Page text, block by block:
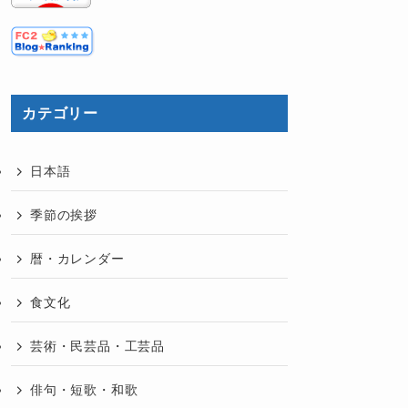
カテゴリー
日本語
季節の挨拶
暦・カレンダー
食文化
芸術・民芸品・工芸品
俳句・短歌・和歌